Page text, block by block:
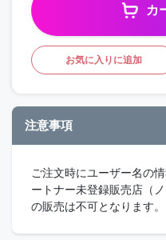
カ
お気に入りに追加
注意事項
ご注文時にユーザー名の
ートナー未登録販売店（
の販売は不可となります。